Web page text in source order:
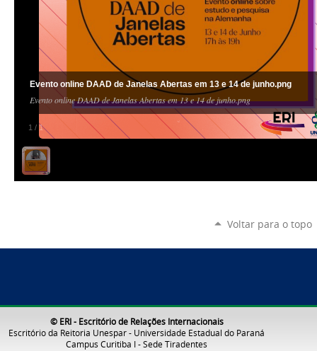
1 / 1
Evento online DAAD de Janelas Abertas em 13 e 14 de junho.png
Evento online DAAD de Janelas Abertas em 13 e 14 de junho.png
Voltar para o topo
© ERI - Escritório de Relações Internacionais
Escritório da Reitoria Unespar - Universidade Estadual do Paraná
Campus Curitiba I - Sede Tiradentes